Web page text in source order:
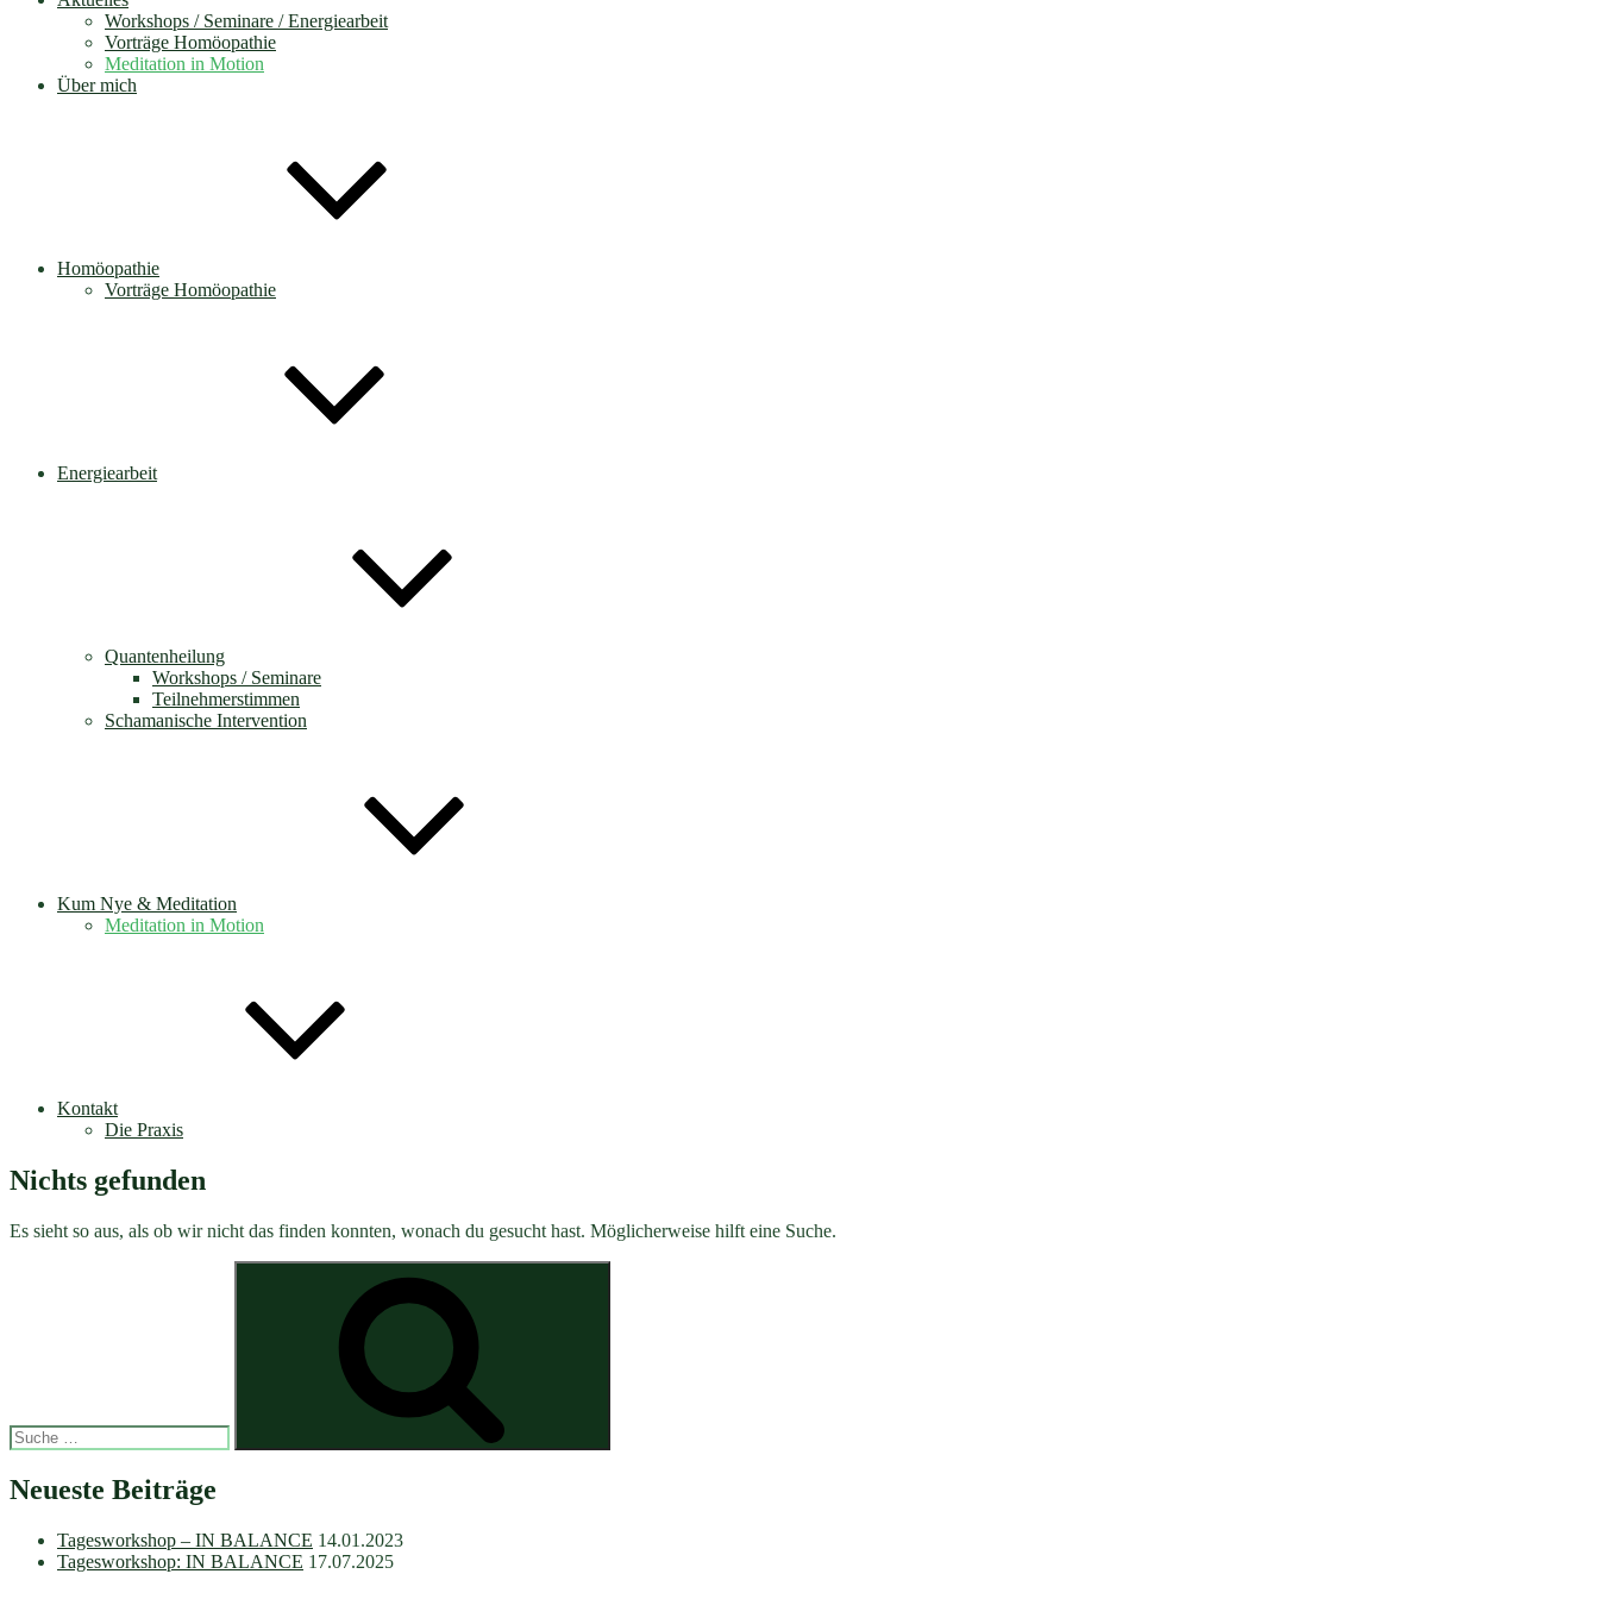
Workshops / Seminare / Energiearbeit
Vorträge Homöopathie
Meditation in Motion
Über mich
Homöopathie
Vorträge Homöopathie
Energiearbeit
Quantenheilung
Workshops / Seminare
Teilnehmerstimmen
Schamanische Intervention
Kum Nye & Meditation
Meditation in Motion
Kontakt
Die Praxis
Nichts gefunden
Es sieht so aus, als ob wir nicht das finden konnten, wonach du gesucht hast. Möglicherweise hilft eine Suche.
Neueste Beiträge
Tagesworkshop – IN BALANCE 14.01.2023
Tagesworkshop: IN BALANCE 17.07.2025